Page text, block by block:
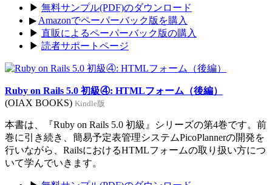
▶ 無料サンプル(PDF)のダウンロード
▶ Amazonでペーパーバック版を購入
▶ 直販によるペーパーバック版の購入
▶ 読者サポートページ
Ruby on Rails 5.0 初級④: HTMLフォーム（後編）
(OIAX BOOKS) Kindle版
本書は、『Ruby on Rails 5.0 初級』シリーズの第4巻です。前
巻に引き続き、簡易予定表管理システムPicoPlannerの開発を
行いながら、RailsにおけるHTMLフォームの取り扱い方につ
いて学んでいきます。